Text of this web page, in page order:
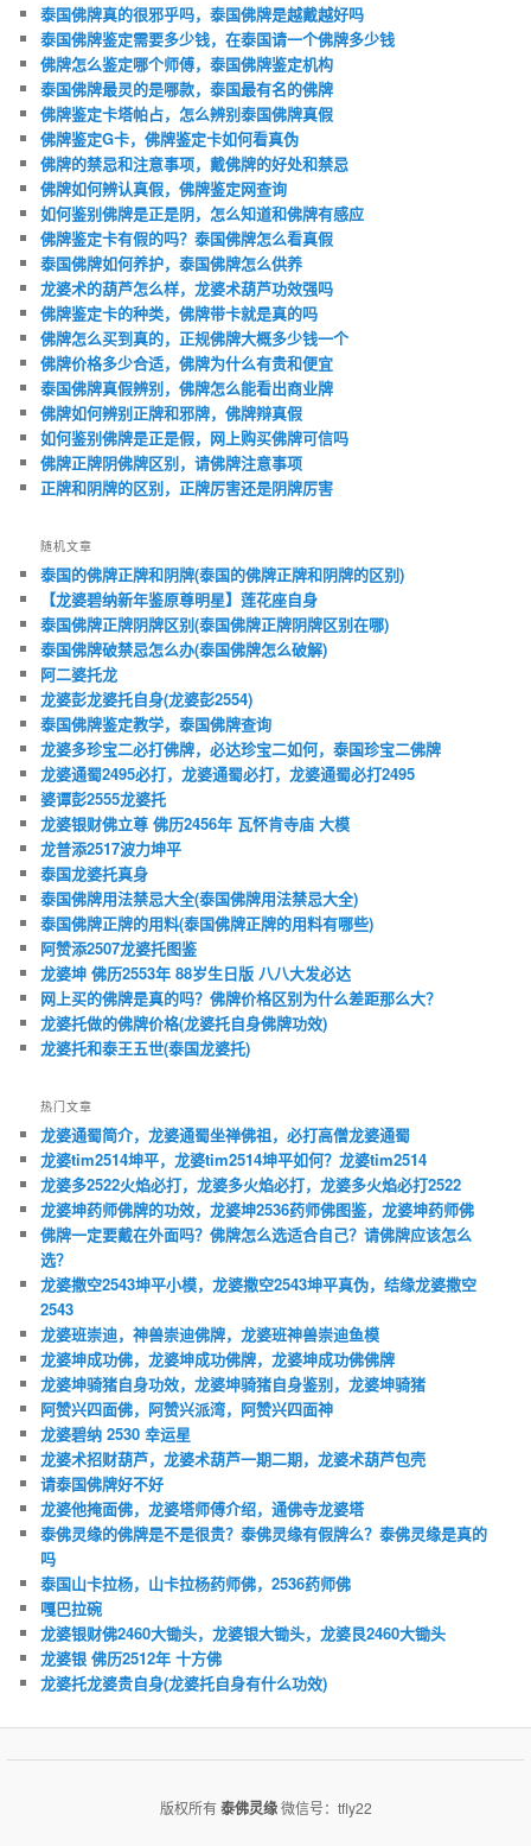
泰国佛牌真的很邪乎吗，泰国佛牌是越戴越好吗
泰国佛牌鉴定需要多少钱，在泰国请一个佛牌多少钱
佛牌怎么鉴定哪个师傅，泰国佛牌鉴定机构
泰国佛牌最灵的是哪款，泰国最有名的佛牌
佛牌鉴定卡塔帕占，怎么辨别泰国佛牌真假
佛牌鉴定G卡，佛牌鉴定卡如何看真伪
佛牌的禁忌和注意事项，戴佛牌的好处和禁忌
佛牌如何辨认真假，佛牌鉴定网查询
如何鉴别佛牌是正是阴，怎么知道和佛牌有感应
佛牌鉴定卡有假的吗？泰国佛牌怎么看真假
泰国佛牌如何养护，泰国佛牌怎么供养
龙婆术的葫芦怎么样，龙婆术葫芦功效强吗
佛牌鉴定卡的种类，佛牌带卡就是真的吗
佛牌怎么买到真的，正规佛牌大概多少钱一个
佛牌价格多少合适，佛牌为什么有贵和便宜
泰国佛牌真假辨别，佛牌怎么能看出商业牌
佛牌如何辨别正牌和邪牌，佛牌辩真假
如何鉴别佛牌是正是假，网上购买佛牌可信吗
佛牌正牌阴佛牌区别，请佛牌注意事项
正牌和阴牌的区别，正牌厉害还是阴牌厉害
随机文章
泰国的佛牌正牌和阴牌(泰国的佛牌正牌和阴牌的区别)
【龙婆碧纳新年鉴原尊明星】莲花座自身
泰国佛牌正牌阴牌区别(泰国佛牌正牌阴牌区别在哪)
泰国佛牌破禁忌怎么办(泰国佛牌怎么破解)
阿二婆托龙
龙婆彭龙婆托自身(龙婆彭2554)
泰国佛牌鉴定教学，泰国佛牌查询
龙婆多珍宝二必打佛牌，必达珍宝二如何，泰国珍宝二佛牌
龙婆通蜀2495必打，龙婆通蜀必打，龙婆通蜀必打2495
婆谭彭2555龙婆托
龙婆银财佛立尊 佛历2456年 瓦怀肯寺庙 大模
龙普添2517波力坤平
泰国龙婆托真身
泰国佛牌用法禁忌大全(泰国佛牌用法禁忌大全)
泰国佛牌正牌的用料(泰国佛牌正牌的用料有哪些)
阿赞添2507龙婆托图鉴
龙婆坤 佛历2553年 88岁生日版 八八大发必达
网上买的佛牌是真的吗？佛牌价格区别为什么差距那么大？
龙婆托做的佛牌价格(龙婆托自身佛牌功效)
龙婆托和泰王五世(泰国龙婆托)
热门文章
龙婆通蜀简介，龙婆通蜀坐禅佛祖，必打高僧龙婆通蜀
龙婆tim2514坤平，龙婆tim2514坤平如何？龙婆tim2514
龙婆多2522火焰必打，龙婆多火焰必打，龙婆多火焰必打2522
龙婆坤药师佛牌的功效，龙婆坤2536药师佛图鉴，龙婆坤药师佛
佛牌一定要戴在外面吗？佛牌怎么选适合自己？请佛牌应该怎么
选？
龙婆撒空2543坤平小模，龙婆撒空2543坤平真伪，结缘龙婆撒空
2543
龙婆班崇迪，神兽崇迪佛牌，龙婆班神兽崇迪鱼模
龙婆坤成功佛，龙婆坤成功佛牌，龙婆坤成功佛佛牌
龙婆坤骑猪自身功效，龙婆坤骑猪自身鉴别，龙婆坤骑猪
阿赞兴四面佛，阿赞兴派湾，阿赞兴四面神
龙婆碧纳 2530 幸运星
龙婆术招财葫芦，龙婆术葫芦一期二期，龙婆术葫芦包壳
请泰国佛牌好不好
龙婆他掩面佛，龙婆塔师傅介绍，通佛寺龙婆塔
泰佛灵缘的佛牌是不是很贵？泰佛灵缘有假牌么？泰佛灵缘是真的
吗
泰国山卡拉杨，山卡拉杨药师佛，2536药师佛
嘎巴拉碗
龙婆银财佛2460大锄头，龙婆银大锄头，龙婆艮2460大锄头
龙婆银 佛历2512年 十方佛
龙婆托龙婆贵自身(龙婆托自身有什么功效)
版权所有泰佛灵缘微信号：tfly22